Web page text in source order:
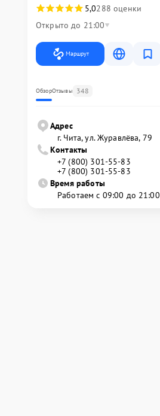
5,0288 оценки
Открыто до 21:00
Маршрут
ОбзорОтзывы 348
Адрес
г. Чита, ул. Журавлёва, 79
Контакты
+7 (800) 301-55-83
+7 (800) 301-55-83
Время работы
Работаем с 09:00 до 21:00